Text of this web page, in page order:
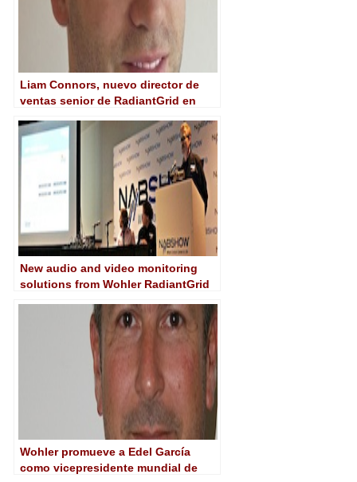
Liam Connors, nuevo director de
ventas senior de RadiantGrid en
New audio and video monitoring
solutions from Wohler RadiantGrid
Wohler promueve a Edel García
como vicepresidente mundial de